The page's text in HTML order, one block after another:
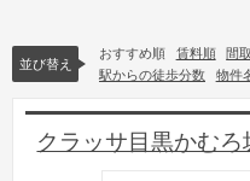
並び替え
おすすめ順 賃料順 間
駅からの徒歩分数
物件
クラッサ目黒かむろ